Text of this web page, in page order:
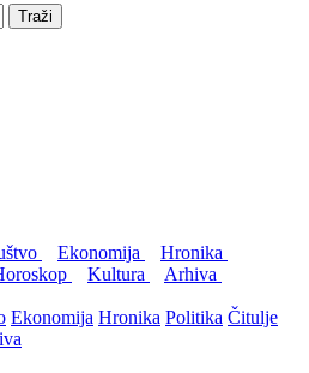
Traži
Ekonomija
Hronika
Kultura
Arhiva
Ekonomija Hronika Politika Čitulje